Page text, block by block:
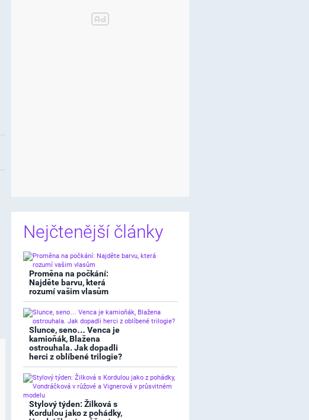
Nejčtenější články
Proměna na počkání:
Najděte barvu, která
rozumí vašim vlasům
Slunce, seno… Venca je
kamioňák, Blažena
ostrouhala. Jak dopadli
herci z oblíbené trilogie?
Stylový týden: Žilková s
Kordulou jako z pohádky,